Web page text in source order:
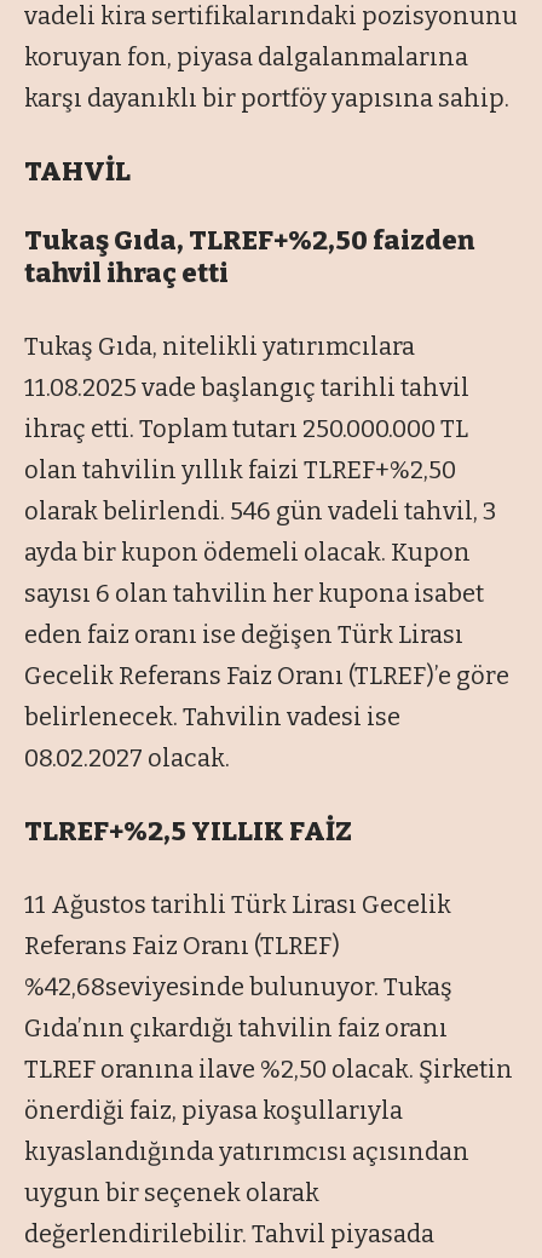
vadeli kira sertifikalarındaki pozisyonunu
koruyan fon, piyasa dalgalanmalarına
karşı dayanıklı bir portföy yapısına sahip.
TAHVİL
Tukaş Gıda, TLREF+%2,50 faizden
tahvil ihraç etti
Tukaş Gıda, nitelikli yatırımcılara
11.08.2025 vade başlangıç tarihli tahvil
ihraç etti. Toplam tutarı 250.000.000 TL
olan tahvilin yıllık faizi TLREF+%2,50
olarak belirlendi. 546 gün vadeli tahvil, 3
ayda bir kupon ödemeli olacak. Kupon
sayısı 6 olan tahvilin her kupona isabet
eden faiz oranı ise değişen Türk Lirası
Gecelik Referans Faiz Oranı (TLREF)’e göre
belirlenecek. Tahvilin vadesi ise
08.02.2027 olacak.
TLREF+%2,5 YILLIK FAİZ
11 Ağustos tarihli Türk Lirası Gecelik
Referans Faiz Oranı (TLREF)
%42,68seviyesinde bulunuyor. Tukaş
Gıda’nın çıkardığı tahvilin faiz oranı
TLREF oranına ilave %2,50 olacak. Şirketin
önerdiği faiz, piyasa koşullarıyla
kıyaslandığında yatırımcısı açısından
uygun bir seçenek olarak
değerlendirilebilir. Tahvil piyasada